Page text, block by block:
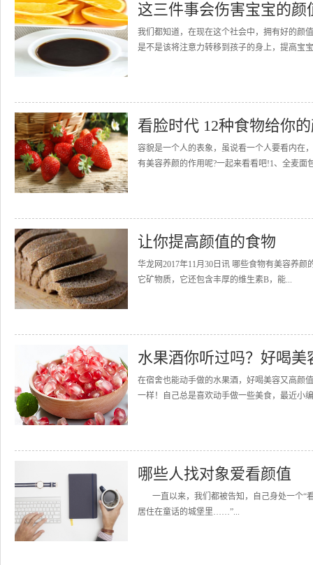
这三件事会伤害宝宝的
我们都知道，在现在这个社会中，拥有好的颜
是不是该将注意力转移到孩子的身上，提高宝
看脸时代 12种食物给你
容貌是一个人的表象，虽说看一个人要看内在
有美容养颜的作用呢?一起来看看吧!1、全麦
让你提高颜值的食物
华龙网2017年11月30日讯 哪些食物有美容养
它矿物质，它还包含丰厚的维生素B，能...
水果酒你听过吗？好喝美
在宿舍也能动手做的水果酒，好喝美容又高颜
一样！自己总是喜欢动手做一些美食，最近小
哪些人找对象爱看颜值
一直以来，我们都被告知，自己身处一个“
居住在童话的城堡里……”...